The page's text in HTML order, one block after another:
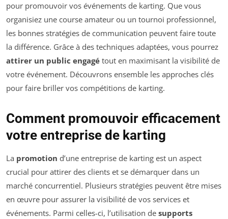
pour promouvoir vos événements de karting. Que vous
organisiez une course amateur ou un tournoi professionnel,
les bonnes stratégies de communication peuvent faire toute
la différence. Grâce à des techniques adaptées, vous pourrez
attirer un public engagé tout en maximisant la visibilité de
votre événement. Découvrons ensemble les approches clés
pour faire briller vos compétitions de karting.
Comment promouvoir efficacement
votre entreprise de karting
La promotion d’une entreprise de karting est un aspect
crucial pour attirer des clients et se démarquer dans un
marché concurrentiel. Plusieurs stratégies peuvent être mises
en œuvre pour assurer la visibilité de vos services et
événements. Parmi celles-ci, l’utilisation de supports